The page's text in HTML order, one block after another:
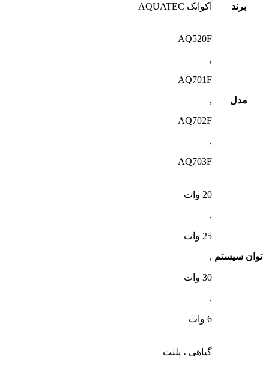
برند آکواتک AQUATEC
مدل
AQ520F
,
AQ701F
,
AQ702F
,
AQ703F
توان سیستم
20 وات
,
25 وات
,
30 وات
,
6 وات
گیاهی ، پلنت